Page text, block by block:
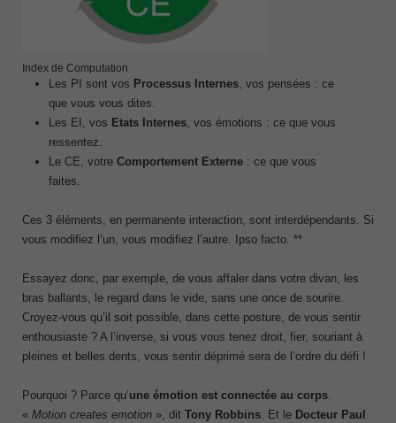
Index de Computation
Les PI sont vos Processus Internes , vos pensées : ce
que vous vous dites.
Les EI, vos Etats Internes , vos émotions : ce que vous
ressentez.
Le CE, votre Comportement Externe : ce que vous
faites.
Ces 3 éléments, en permanente interaction, sont interdépendants. Si
vous modifiez l’un, vous modifiez l’autre. Ipso facto. **
Essayez donc, par exemple, de vous affaler dans votre divan, les
bras ballants, le regard dans le vide, sans une once de sourire.
Croyez-vous qu’il soit possible, dans cette posture, de vous sentir
enthousiaste ? A l’inverse, si vous vous tenez droit, fier, souriant à
pleines et belles dents, vous sentir déprimé sera de l’ordre du défi !
Pourquoi ? Parce qu’une émotion est connectée au corps
« Motion creates emotion », dit Tony Robbins . Et le Docteur Paul